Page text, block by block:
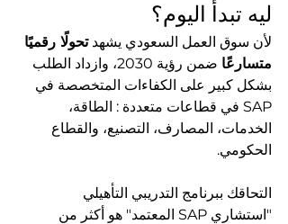
ليه تبدأ اليوم؟
لأن سوق العمل السعودي يشهد تحولًا رقميًا
متسارعًا
ضمن رؤية 2030، وازداد الطلب
بشكل كبير على الكفاءات المتخصصة في
SAP في قطاعات متعددة : الطاقة،
الخدمات، المصارف، التصنيع، والقطاع
الحكومي.
التحاقك ببرنامج التدريبي التأهيلي
"استشاري SAP المعتمد" هو أكثر من